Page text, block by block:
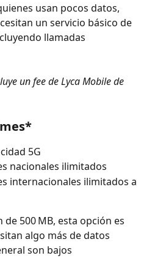
usan pocos datos,
un servicio básico de
llamadas
un fee de Lyca Mobile de
5G
nacionales ilimitados
internacionales ilimitados a
500 MB, esta opción es
algo más de datos
son bajos